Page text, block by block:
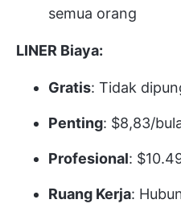
semua orang
LINER Biaya:
Gratis: Tidak
Penting: $8,83/
Profesional:
Ruang Kerja: